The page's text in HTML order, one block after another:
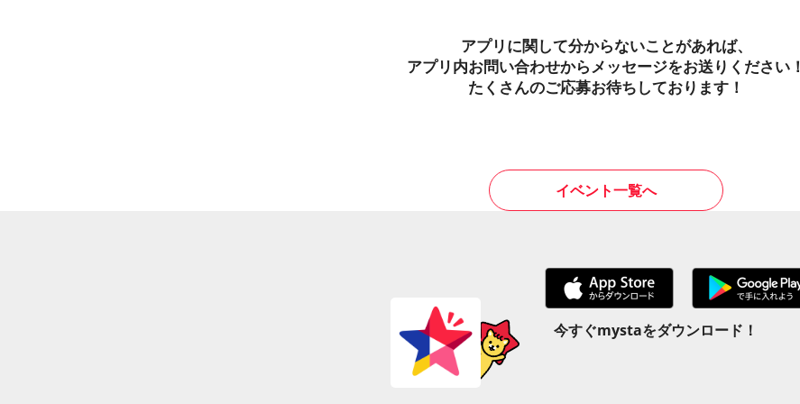
アプリに関して分からないことがあれば、
アプリ内お問い合わせからメッセージをお送りください！
たくさんのご応募お待ちしております！
イベント一覧へ
今すぐmystaをダウンロード！